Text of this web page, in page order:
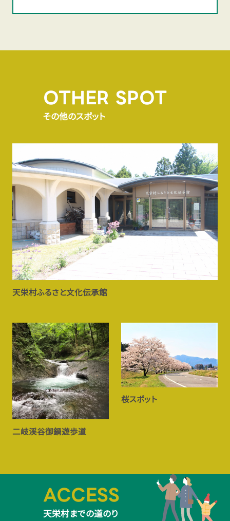
OTHER SPOT
その他のスポット
天栄村ふるさと文化伝承館
二岐渓谷御鍋遊歩道
桜スポット
ACCESS
天栄村までの道のり